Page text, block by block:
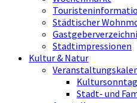
Städtischer
Stadtimpressionen
Kultur & Natur
Stadt- und